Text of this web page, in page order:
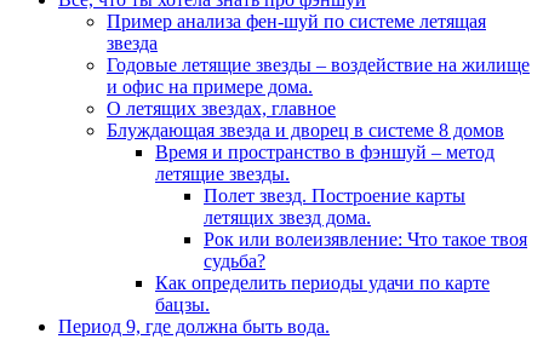
Пример анализа фен-шуй по системе летящая
звезда
Годовые летящие звезды – воздействие на жилище
и офис на примере дома.
О летящих звездах, главное
Блуждающая звезда и дворец в системе 8 домов
Время и пространство в фэншуй – метод
летящие звезды.
Полет звезд. Построение карты
летящих звезд дома.
Рок или волеизявление: Что такое твоя
судьба?
Как определить периоды удачи по карте
бацзы.
Период 9, где должна быть вода.